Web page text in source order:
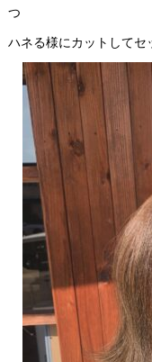
つ
ハネる様にカットしてセ